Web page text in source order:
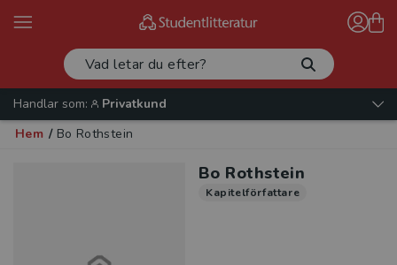
Handlar som:
Privatkund
Hem / Bo Rothstein
Bo Rothstein
Kapitelförfattare